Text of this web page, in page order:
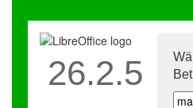
26.2.5